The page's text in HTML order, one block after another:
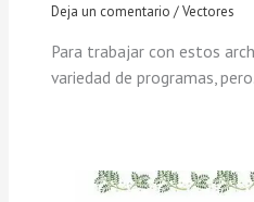
Deja un comentario /Vectores
Para trabajar con estos
variedad de programas,